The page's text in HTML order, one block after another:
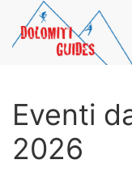
Skip to main
Eventi
2026